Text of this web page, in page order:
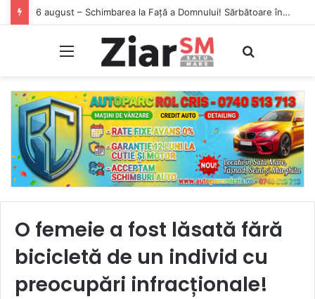
6 august – Schimbarea la Față a Domnului! Sărbătoare în calendarul ortodox
Meniu
O femeie a fost lăsată fără
bicicletă de un individ cu
preocupări infracționale!